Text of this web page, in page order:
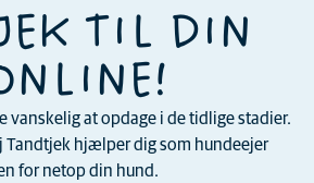
TIL DIN
vanskelig at opdage i de tidlige stadier.
hjælper dig som hundeejer
for netop din hund.